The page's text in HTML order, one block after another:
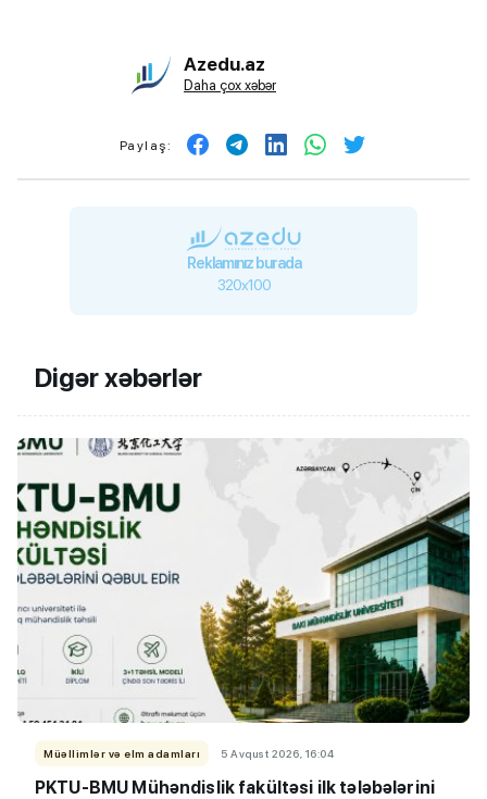
Azedu.az
Daha çox xəbər
Paylaş:
Reklamınız burada
320x100
Digər xəbərlər
Müəllimlər və elm adamları 5 Avqust 2026, 16:04
PKTU-BMU Mühəndislik fakültəsi ilk tələbələrini